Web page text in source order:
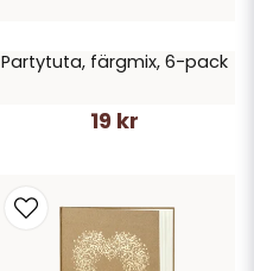
Partytuta, färgmix, 6-pack
19 kr